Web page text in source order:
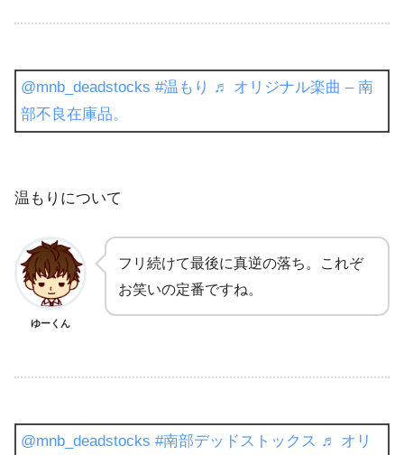
@mnb_deadstocks #温もり ♬ オリジナル楽曲 – 南
部不良在庫品。
温もりについて
ゆーくん
フリ続けて最後に真逆の落ち。これぞ
お笑いの定番ですね。
@mnb_deadstocks #南部デッドストックス ♬ オリ